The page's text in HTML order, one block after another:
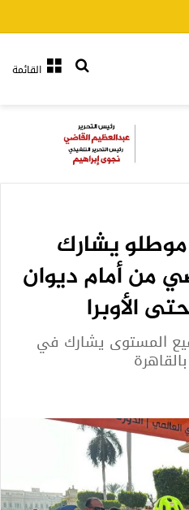
القائمةبحث عن
موطلو يشارك
من أمام ديوان
الأوبرا
المستوى يشارك في